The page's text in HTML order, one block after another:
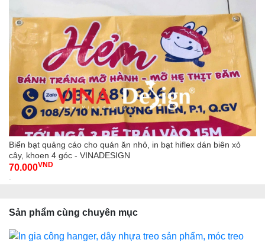
Biển bạt quảng cáo cho quán ăn nhỏ, in bạt hiflex dán biên xỏ
cây, khoen 4 góc - VINADESIGN
70.000VND
-
Sản phẩm cùng chuyên mục